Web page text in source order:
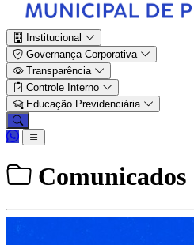
Institucional
Governança Corporativa
Transparência
Controle Interno
Educação Previdenciária
Comunicados